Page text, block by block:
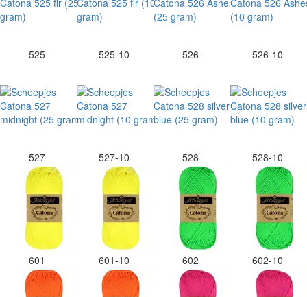
525 525-10 526 526-10
527 527-10 528 528-10
601 601-10 602 602-10